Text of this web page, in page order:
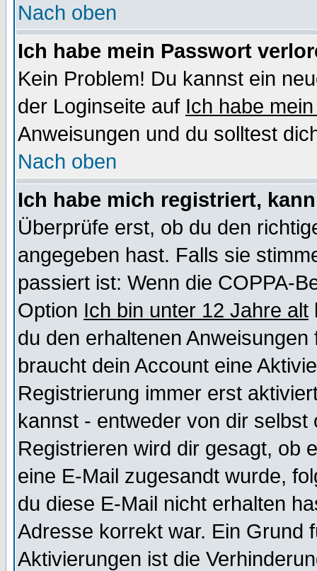
Nach oben
Ich habe mein Passwort
Kein Problem! Du kannst ein
der Loginseite auf Ich habe
Anweisungen und du solltest
Nach oben
Ich habe mich registriert,
Überprüfe erst, ob du den
angegeben hast. Falls sie
passiert ist: Wenn die COPPA-
Option Ich bin unter 12 Jahre alt
du den erhaltenen
braucht dein Account eine
Registrierung immer erst
kannst - entweder von dir selbst
Registrieren wird dir gesagt, ob
eine E-Mail zugesandt wurde,
du diese E-Mail nicht erhalten
Adresse korrekt war. Ein Grund
Aktivierungen ist die